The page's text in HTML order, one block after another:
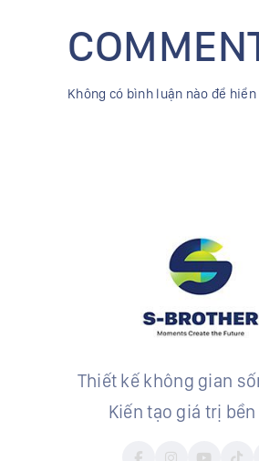
Không có bình luận nào để
Thiết kế không gian
Kiến tạo giá trị